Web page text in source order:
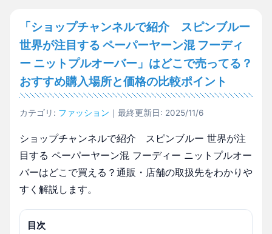
「ショップチャンネルで紹介 スピンブルー
世界が注目する ペーパーヤーン混 フーディ
ー ニットプルオーバー」はどこで売ってる？
おすすめ購入場所と価格の比較ポイント
カテゴリ: ファッション ｜最終更新日: 2025/11/6
ショップチャンネルで紹介 スピンブルー 世界が注
目する ペーパーヤーン混 フーディー ニットプルオー
バーはどこで買える？通販・店舗の取扱先をわかりや
すく解説します。
目次